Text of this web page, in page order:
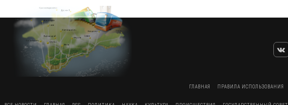
ГЛАВНАЯ ПРАВИЛА ИСПОЛЬЗОВАНИЯ